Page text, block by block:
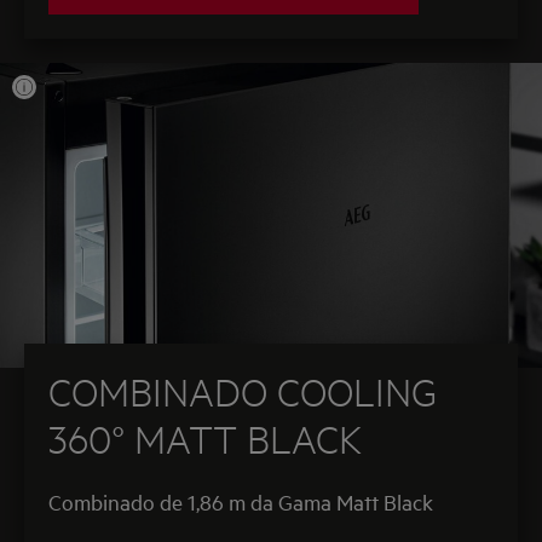
COMBINADO COOLING
360° MATT BLACK
Combinado de 1,86 m da Gama Matt Black